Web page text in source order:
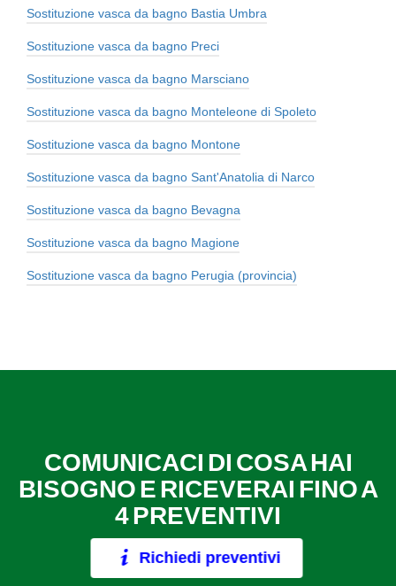
Sostituzione vasca da bagno Bastia Umbra
Sostituzione vasca da bagno Preci
Sostituzione vasca da bagno Marsciano
Sostituzione vasca da bagno Monteleone di Spoleto
Sostituzione vasca da bagno Montone
Sostituzione vasca da bagno Sant'Anatolia di Narco
Sostituzione vasca da bagno Bevagna
Sostituzione vasca da bagno Magione
Sostituzione vasca da bagno Perugia (provincia)
COMUNICACI DI COSA HAI
BISOGNO E RICEVERAI FINO A
4 PREVENTIVI
Richiedi preventivi